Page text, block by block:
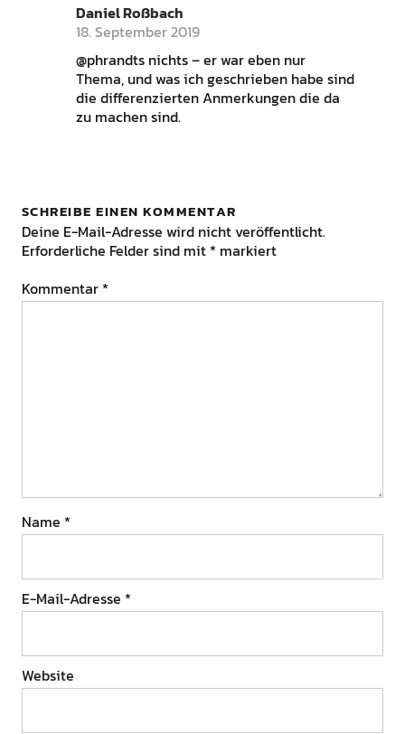
Daniel Roßbach
18. September 2019
@phrandts nichts – er war eben nur
Thema, und was ich geschrieben habe sind
die differenzierten Anmerkungen die da
zu machen sind.
SCHREIBE EINEN KOMMENTAR
Deine E-Mail-Adresse wird nicht veröffentlicht.
Erforderliche Felder sind mit * markiert
Kommentar *
Name *
E-Mail-Adresse *
Website